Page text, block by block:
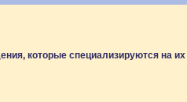
которые специализируются на